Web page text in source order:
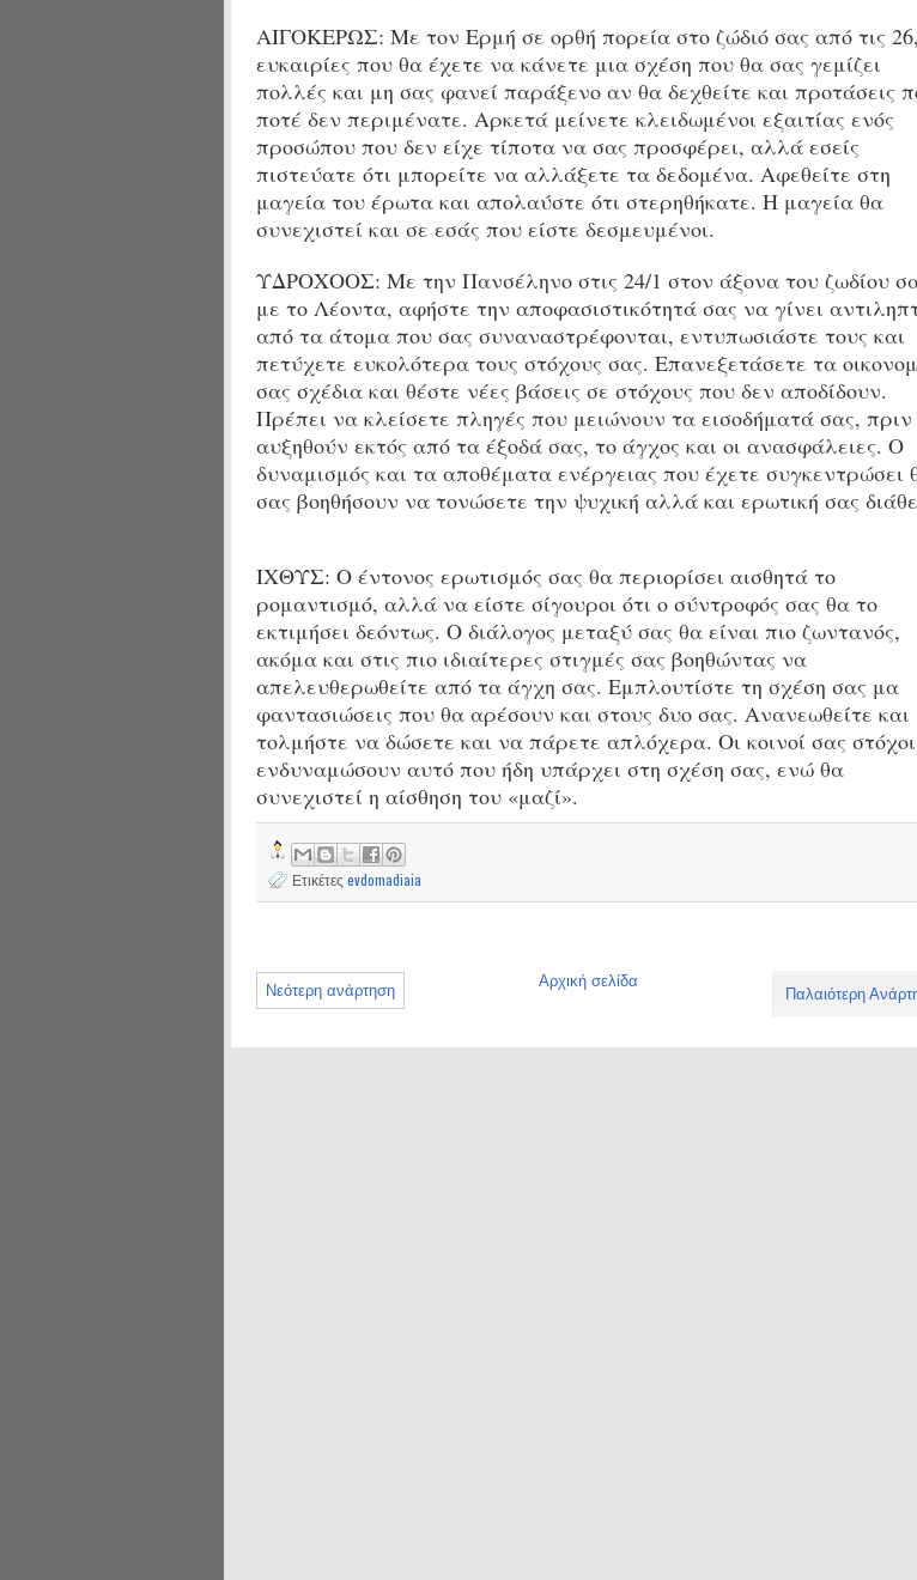
ΑΙΓΟΚΕΡΩΣ: Με τον Ερμή σε ορθή πορεία στο ζώδιό σας από τις
ευκαιρίες που θα έχετε να κάνετε μια σχέση που θα σας γεμίζει
πολλές και μη σας φανεί παράξενο αν θα δεχθείτε και προτάσεις
ποτέ δεν περιμένατε. Αρκετά μείνετε κλειδωμένοι εξαιτίας ενός
προσώπου που δεν είχε τίποτα να σας προσφέρει, αλλά εσείς
πιστεύατε ότι μπορείτε να αλλάξετε τα δεδομένα. Αφεθείτε στη
μαγεία του έρωτα και απολαύστε ότι στερηθήκατε. Η μαγεία θα
συνεχιστεί και σε εσάς που είστε δεσμευμένοι.
ΥΔΡΟΧΟΟΣ: Με την Πανσέληνο στις 24/1 στον άξονα του ζωδίου
με το Λέοντα, αφήστε την αποφασιστικότητά σας να γίνει
από τα άτομα που σας συναναστρέφονται, εντυπωσιάστε τους και
πετύχετε ευκολότερα τους στόχους σας. Επανεξετάσετε τα
σας σχέδια και θέστε νέες βάσεις σε στόχους που δεν αποδίδουν.
Πρέπει να κλείσετε πληγές που μειώνουν τα εισοδήματά σας, πριν
αυξηθούν εκτός από τα έξοδά σας, το άγχος και οι ανασφάλειες. Ο
δυναμισμός και τα αποθέματα ενέργειας που έχετε συγκεντρώσει
σας βοηθήσουν να τονώσετε την ψυχική αλλά και ερωτική σας
ΙΧΘΥΣ: Ο έντονος ερωτισμός σας θα περιορίσει αισθητά το
ρομαντισμό, αλλά να είστε σίγουροι ότι ο σύντροφός σας θα το
εκτιμήσει δεόντως. Ο διάλογος μεταξύ σας θα είναι πιο ζωντανός,
ακόμα και στις πιο ιδιαίτερες στιγμές σας βοηθώντας να
απελευθερωθείτε από τα άγχη σας. Εμπλουτίστε τη σχέση σας μα
φαντασιώσεις που θα αρέσουν και στους δυο σας. Ανανεωθείτε και
τολμήστε να δώσετε και να πάρετε απλόχερα. Οι κοινοί σας
ενδυναμώσουν αυτό που ήδη υπάρχει στη σχέση σας, ενώ θα
συνεχιστεί η αίσθηση του «μαζί».
Ετικέτες evdomadiaia
Νεότερη ανάρτηση Παλαιότερη
Αρχική σελίδα